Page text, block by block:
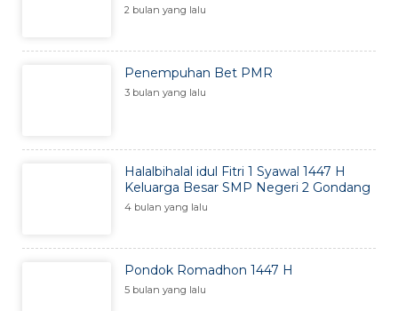
2 bulan yang lalu
Penempuhan Bet PMR
3 bulan yang lalu
Halalbihalal idul Fitri 1 Syawal 1447 H
Keluarga Besar SMP Negeri 2 Gondang
4 bulan yang lalu
Pondok Romadhon 1447 H
5 bulan yang lalu